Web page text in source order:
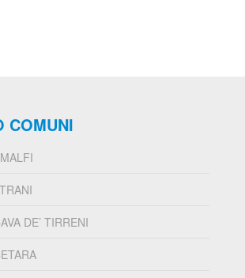
COMUNI
DE’ TIRRENI